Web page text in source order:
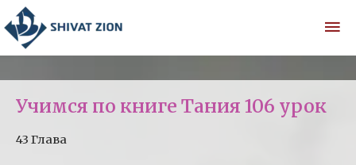
Учимся по книге Тания 106 урок
43 Глава